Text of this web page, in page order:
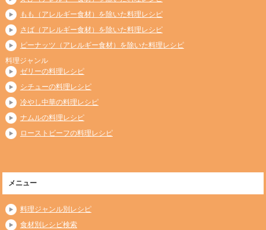
もも（アレルギー食材）を除いた料理レシピ
さば（アレルギー食材）を除いた料理レシピ
ピーナッツ（アレルギー食材）を除いた料理レシピ
料理ジャンル
ゼリーの料理レシピ
シチューの料理レシピ
冷やし中華の料理レシピ
ナムルの料理レシピ
ローストビーフの料理レシピ
メニュー
料理ジャンル別レシピ
食材別レシピ検索